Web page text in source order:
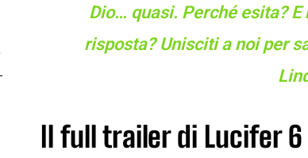
Dio… quasi. Perché esita?
risposta? Unisciti a noi per
Il full trailer di Lucifer 6